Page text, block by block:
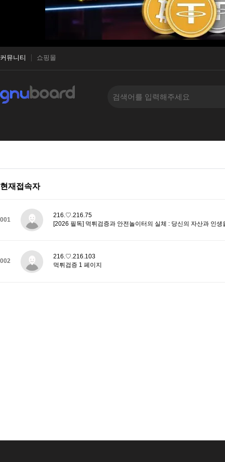
커뮤니티 쇼핑몰
현재접속자
001
216.♡.216.75
[2026 필독] 먹튀검증과 안전놀이터의 실체 : 당신의 자산과 인생
002
216.♡.216.103
먹튀검증 1 페이지